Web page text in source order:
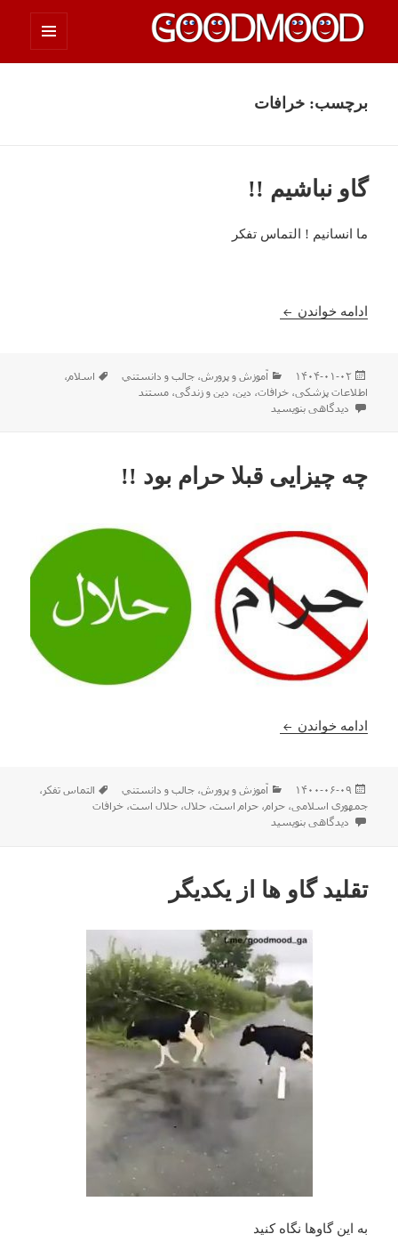
چیزای خووب مووب
برچسب:خرافات
گاو نباشیم !!
ما انسانیم ! التماس تفکر
ادامه خواندن گاو نباشیم !!
ارسال
شده
در
۱۴۰۴-۰۱-۰۲ دسته‌ها
آموزش و پرورش،جالب و دانستني برچسب‌ها
اسلام،
اطلاعات پزشکی،خرافات، دین، دین و زندگی،مستند
برای گاو نباشیم !!
دیدگاهی بنویسید
چه چیزایی قبلا حرام بود !!
ادامه خواندن چه چیزایی قبلا حرام بود !!
ارسال
شده
در
۱۴۰۰-۰۶-۰۹ دسته‌ها
آموزش و پرورش،جالب و دانستني برچسب‌ها
التماس تفکر ،
جمهوری اسلامی،حرام،حرام است،حلال،حلال است،خرافات
برای چه چیزایی قبلا حرام بود !!
دیدگاهی بنویسید
تقلید گاو ها از یکدیگر
به این گاوها نگاه کنید